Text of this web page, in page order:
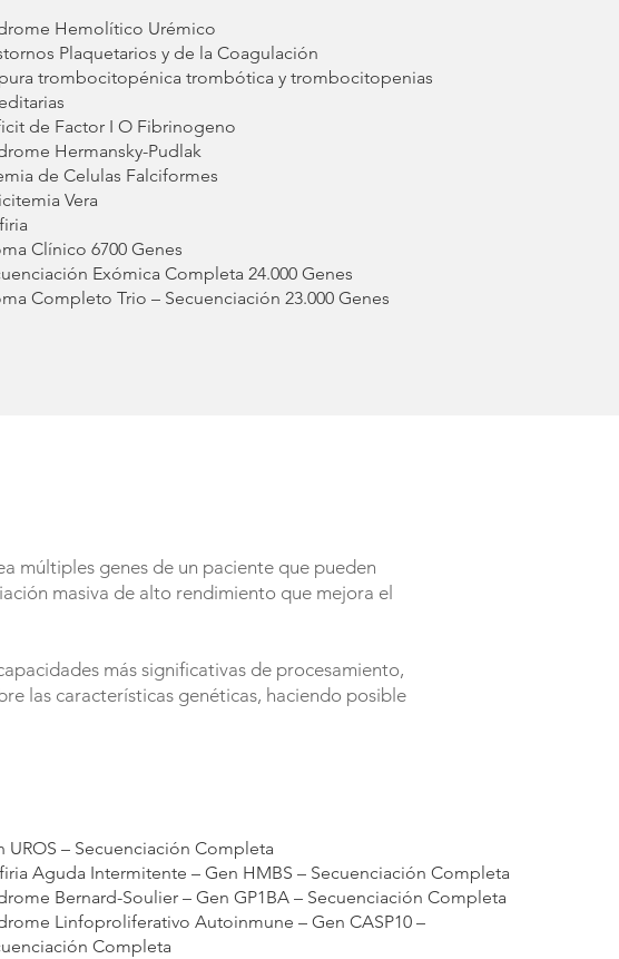
Hemolítico Urémico
Plaquetarios y de la Coagulación
trombocitopénica trombótica y trombocitopenias
de Factor I O Fibrinogeno
Hermansky-Pudlak
de Celulas Falciformes
Vera
Clínico 6700 Genes
Exómica Completa 24.000 Genes
Completo Trio – Secuenciación 23.000 Genes
múltiples genes de un paciente que pueden
masiva de alto rendimiento que mejora el
más significativas de procesamiento,
las características genéticas, haciendo posible
UROS – Secuenciación Completa
Aguda Intermitente – Gen HMBS – Secuenciación Completa
Bernard-Soulier – Gen GP1BA – Secuenciación Completa
Linfoproliferativo Autoinmune – Gen CASP10 –
Completa